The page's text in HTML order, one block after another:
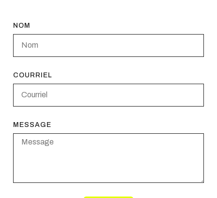
NOM
COURRIEL
MESSAGE